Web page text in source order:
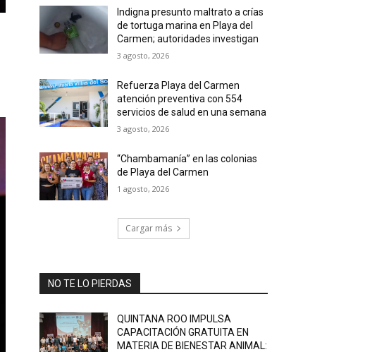
Indigna presunto maltrato a crías
de tortuga marina en Playa del
Carmen; autoridades investigan
3 agosto, 2026
Refuerza Playa del Carmen
atención preventiva con 554
servicios de salud en una semana
3 agosto, 2026
“Chambamanía” en las colonias
de Playa del Carmen
1 agosto, 2026
Cargar más
NO TE LO PIERDAS
QUINTANA ROO IMPULSA
CAPACITACIÓN GRATUITA EN
MATERIA DE BIENESTAR ANIMAL: